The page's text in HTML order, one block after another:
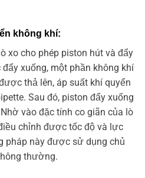
không khí:
xo cho phép piston hút và đẩy
xuống, một phần không khí
thả lên, áp suất khí quyển
Sau đó, piston đẩy xuống
vào đặc tính co giãn của lò
chỉnh được tốc độ và lực
pháp này được sử dụng chủ
thường.